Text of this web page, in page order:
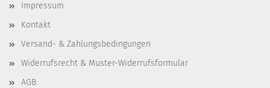
Impressum
Kontakt
Versand- & Zahlungsbedingungen
Widerrufsrecht & Muster-Widerrufsformular
AGB